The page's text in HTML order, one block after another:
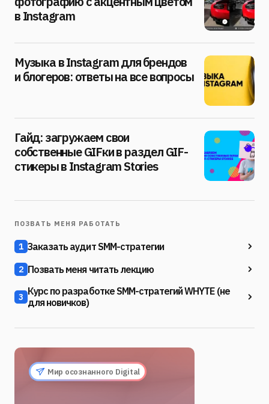
в Instagram
Музыка в Instagram для брендов
и блогеров: ответы на все вопросы
Гайд: загружаем свои
собственные GIFки в раздел GIF-
стикеры в Instagram Stories
ПОЗВАТЬ МЕНЯ РАБОТАТЬ
1 Заказать аудит SMM-стратегии
2 Позвать меня читать лекцию
3 Курс по разработке SMM-стратегий WHYTE (не
для новичков)
Мир осознанного Digital